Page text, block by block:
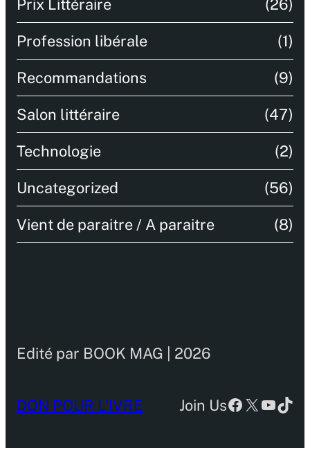
Prix Littéraire (26)
Profession libérale (1)
Recommandations (9)
Salon littéraire (47)
Technologie (2)
Uncategorized (56)
Vient de paraitre / A paraitre (8)
Edité par BOOK MAG | 2026
DON POUR L’IVRE Join UsFacebook
X